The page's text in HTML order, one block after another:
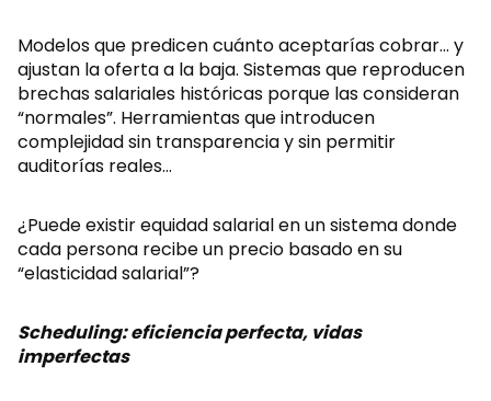
Modelos que predicen cuánto aceptarías cobrar… y
ajustan la oferta a la baja. Sistemas que reproducen
brechas salariales históricas porque las consideran
“normales”. Herramientas que introducen
complejidad sin transparencia y sin permitir
auditorías reales…
¿Puede existir equidad salarial en un sistema donde
cada persona recibe un precio basado en su
“elasticidad salarial”?
Scheduling: eficiencia perfecta, vidas
imperfectas